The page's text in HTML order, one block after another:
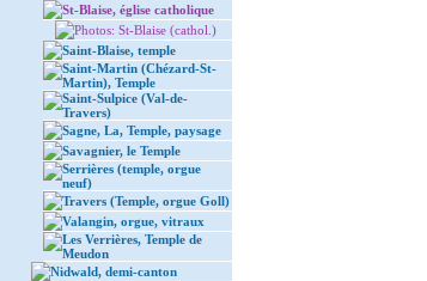
St-Blaise, église catholique
Photos: St-Blaise (cathol.)
Saint-Blaise, temple
Saint-Martin (Chézard-St-
Martin), Temple
Saint-Sulpice (Val-de-
Travers)
Sagne, La, Temple, paysage
Savagnier, le Temple
Serrières (temple, orgue
neuf)
Travers (Temple, orgue Goll)
Valangin, orgue, vitraux
Les Verrières, Temple de
Meudon
Nidwald, demi-canton